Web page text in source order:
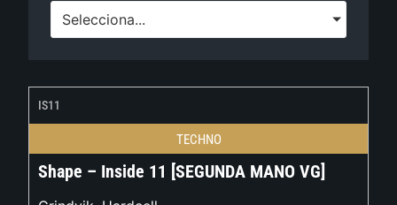
Selecciona...
IS11
TECHNO
Shape – Inside 11 [SEGUNDA MANO VG]